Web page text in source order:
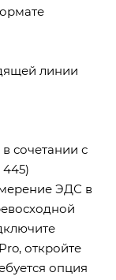
линии
сочетании с
ЭДС в
откройте
опция